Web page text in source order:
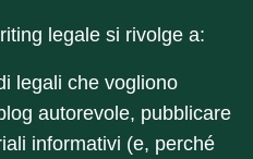
legale si rivolge a:
legali che vogliono
autorevole, pubblicare
informativi (e, perché